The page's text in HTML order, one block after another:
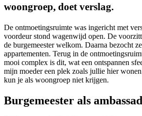
woongroep, doet verslag.
De ontmoetingsruimte was ingericht met
voordeur stond wagenwijd open. De
de burgemeester welkom. Daarna bezocht
appartementen. Terug in de
mooi complex is dit, wat een ontspannen
mijn moeder een plek zoals jullie hier
kun je als woongroep niet krijgen.
Burgemeester als